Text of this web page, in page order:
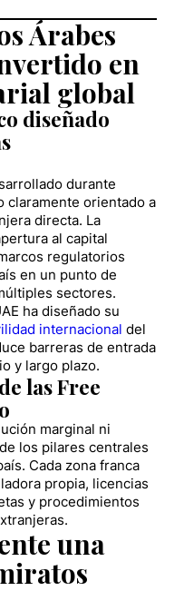
Árabes
en
global
diseñado
durante
claramente orientado a
directa. La
al capital
regulatorios
en un punto de
sectores.
ha diseñado su
internacional del
barreras de entrada
y largo plazo.
las Free
marginal ni
los pilares centrales
Cada zona franca
propia, licencias
y procedimientos
una